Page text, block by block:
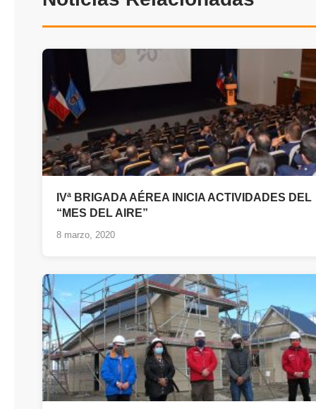
IVª BRIGADA AÉREA INICIA ACTIVIDADES DEL
“MES DEL AIRE”
8 marzo, 2020